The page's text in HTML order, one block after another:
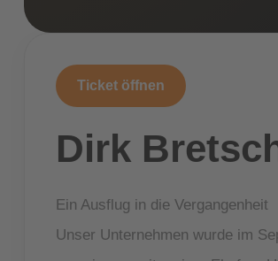
Ticket öffnen
Dirk
Ein Ausflug in die Vergangenheit
Unser Unternehmen wurde im